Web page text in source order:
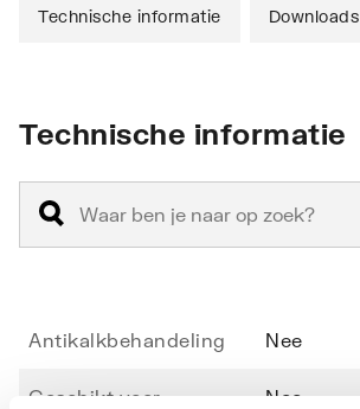
Technische informatie Downloads
Technische informatie
Antikalkbehandeling Nee
Geschikt voor
Nee